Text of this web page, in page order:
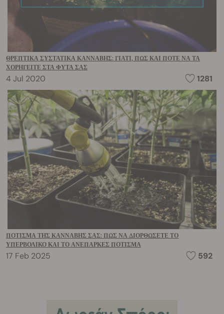
ΘΡΕΠΤΙΚΆ ΣΥΣΤΑΤΙΚΆ ΚΆΝΝΑΒΗΣ: ΓΙΑΤΊ, ΠΏΣ ΚΑΙ ΠΌΤΕ ΝΑ ΤΑ
ΧΟΡΗΓΕΊΤΕ ΣΤΑ ΦΥΤΆ ΣΑΣ
4 Jul 2020 1281
ΠΌΤΙΣΜΑ ΤΗΣ ΚΆΝΝΑΒΉΣ ΣΑΣ: ΠΏΣ ΝΑ ΔΙΟΡΘΏΣΕΤΕ ΤΟ
ΥΠΕΡΒΟΛΙΚΌ ΚΑΙ ΤΟ ΑΝΕΠΑΡΚΈΣ ΠΌΤΙΣΜΑ
17 Feb 2025 592